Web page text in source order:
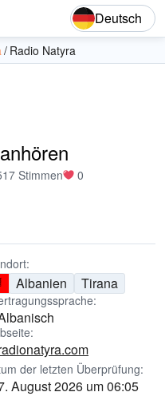
Deutsch
Radio Natyra
Stimmen 0
Albanien Tirana
der letzten Überprüfung:
August 2026 um 06:05